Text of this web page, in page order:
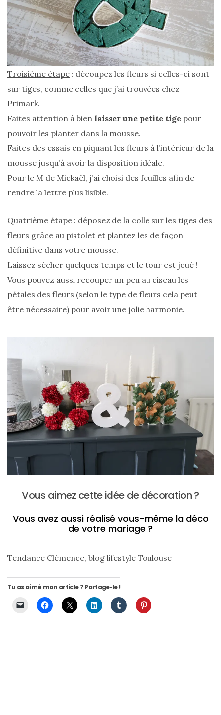
Zoom
sur
le
sac
Batman
Small
RSVP
Paris
16/05/2026
Les
plus
belles
marques
de
sacs
vegan
:
7
éco-
responsables
au
Troisième étape : découpez les fleurs si celles-ci sont
sur tiges, comme celles que j’ai trouvées chez
Primark.
Faites attention à bien laisser une petite tige pour
pouvoir les planter dans la mousse.
Faites des essais en piquant les fleurs à l’intérieur de la
mousse jusqu’à avoir la disposition idéale.
Pour le M de Mickaël, j’ai choisi des feuilles afin de
rendre la lettre plus lisible.
Quatrième étape : déposez de la colle sur les tiges des
fleurs grâce au pistolet et plantez les de façon
définitive dans votre mousse.
Laissez sécher quelques temps et le tour est joué !
Vous pouvez aussi recouper un peu au ciseau les
pétales des fleurs (selon le type de fleurs cela peut
être nécessaire) pour avoir une jolie harmonie.
Vous aimez cette idée de décoration ?
Vous avez aussi réalisé vous-même la déco
de votre mariage ?
Tendance Clémence, blog lifestyle Toulouse
Tu as aimé mon article ? Partage-le !